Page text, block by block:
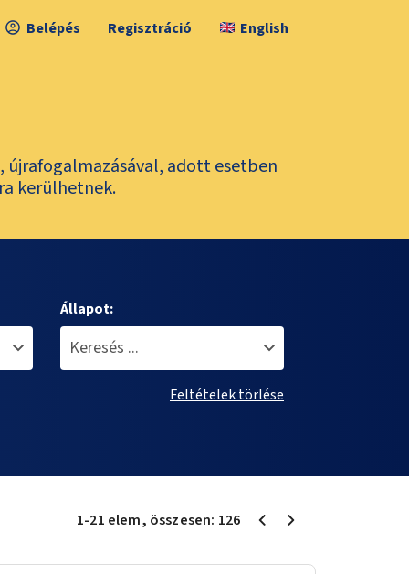
Belépés Regisztráció English
adott esetben
kerülhetnek.
Állapot:
Feltételek törlése
1-21 elem, összesen: 126